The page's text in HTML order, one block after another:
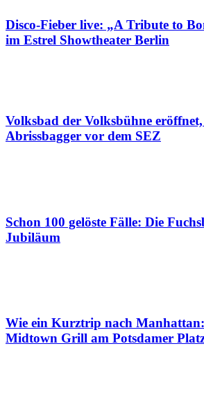
Disco-Fieber live: „A Tribute to
im Estrel Showtheater Berlin
Volksbad der Volksbühne
Abrissbagger vor dem SEZ
Schon 100 gelöste Fälle: Die
Jubiläum
Wie ein Kurztrip nach
Midtown Grill am Potsdamer